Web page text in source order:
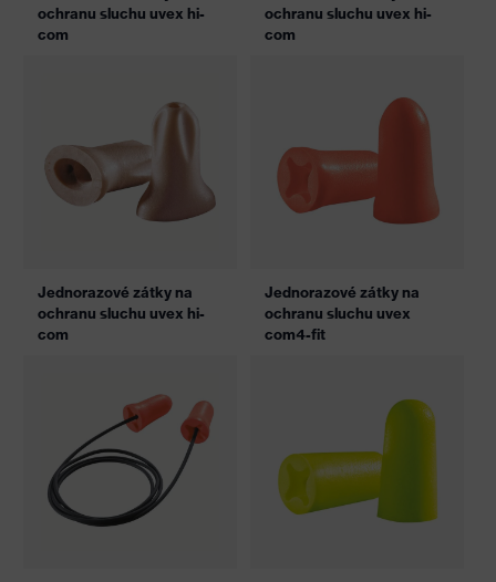
ochranu sluchu uvex hi-
com
ochranu sluchu uvex hi-
com
Jednorazové zátky na
ochranu sluchu uvex hi-
com
Jednorazové zátky na
ochranu sluchu uvex
com4-fit